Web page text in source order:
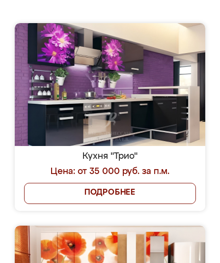
Кухня "Трио"
Цена: от 35 000 руб. за п.м.
ПОДРОБНЕЕ